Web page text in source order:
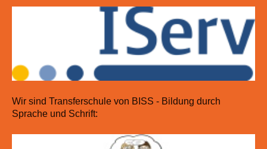
Wir sind Transferschule von BISS - Bildung durch
Sprache und Schrift: